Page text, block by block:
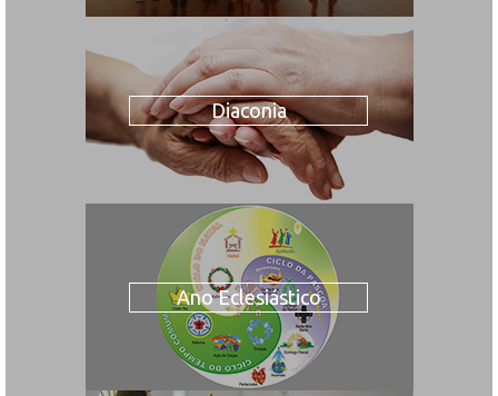
Diaconia
Ano Eclesiástico